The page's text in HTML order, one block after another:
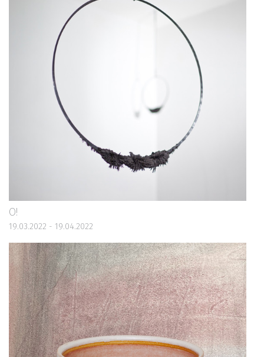
O!
19.03.2022 - 19.04.2022